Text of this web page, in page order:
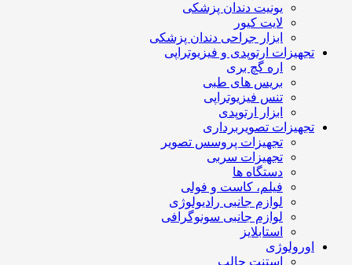
یونیت دندان پزشکی
لایت کیور
ابزار جراحی دندان پزشکی
تجهیزات ارتوپدی و فیزیوتراپی
اره گچ بری
بریس های طبی
تنس فیزیوتراپی
ابزار ارتوپدی
تجهیزات تصویربرداری
تجهیزات پروسس تصویر
تجهیزات سربی
دستگاه ها
فیلم، کاست و فولی
لوازم جانبی رادیولوژی
لوازم جانبی سونوگرافی
استابلایز
اورولوژی
استنت حالب